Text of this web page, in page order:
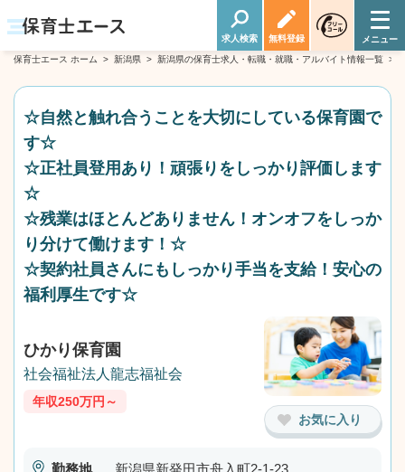
求人検索 無料登録
保育士エース ホーム > 新潟県 > 新潟県の保育士求人・転職・就職・アルバイト情報一覧 >
☆自然と触れ合うことを大切にしている保育園で
す☆
☆正社員登用あり！頑張りをしっかり評価します
☆
☆残業はほとんどありません！オンオフをしっか
り分けて働けます！☆
☆契約社員さんにもしっかり手当を支給！安心の
福利厚生です☆
お気に入り
ひかり保育園
社会福祉法人龍志福祉会
年収250万円～
勤務地 新潟県新発田市舟入町2-1-23